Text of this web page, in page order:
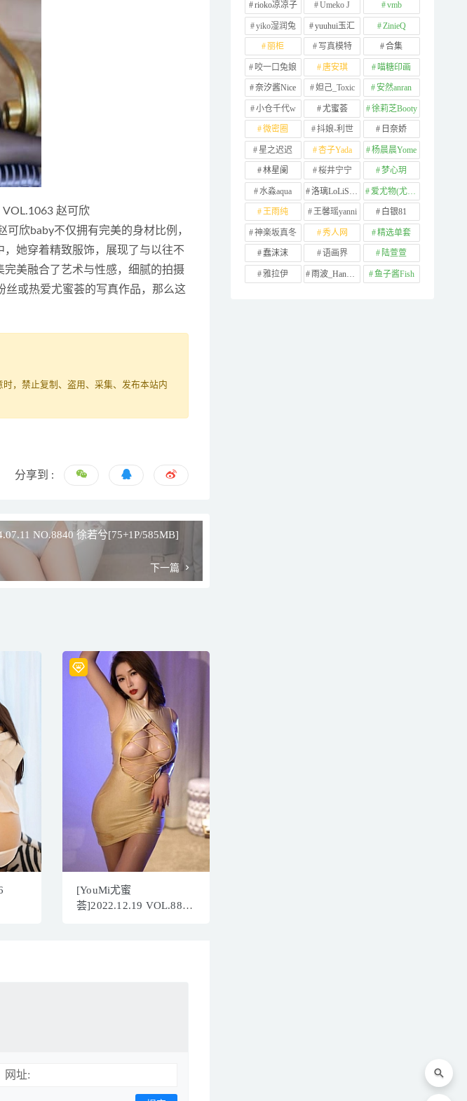
赵可欣
欣baby不仅拥有完美的身材比例，
她穿着精致服饰，展现了与以往不
美融合了艺术与性感，细腻的拍摄
或热爱尤蜜荟的写真作品，那么这
，禁止复制、盗用、采集、发布本站内
分享到 :
NO.8840 徐若兮[75+1P/585MB]
下一篇
[YouMi尤蜜
荟]2022.12.19 VOL.880
网址:
rioko凉凉子 Umeko J vmb
yiko湿润兔 yuuhui玉汇 ZinieQ
丽柜 写真模特 合集
咬一口兔娘 唐安琪 喵糖印画
奈汐酱Nice 妲己_Toxic 安然anran
小仓千代w 尤蜜荟 徐莉芝Booty
微密圈 抖娘-利世 日奈娇
星之迟迟 杏子Yada 杨晨晨Yome
林星阑 桜井宁宁 梦心玥
水淼aqua 洛璃LoLiSAMA 爱尤物(尤果网)
王雨纯 王馨瑶yanni 白银81
神楽坂真冬 秀人网 精选单套
蠢沫沫 语画界 陆萱萱
雅拉伊 雨波_HaneAme 鱼子酱Fish